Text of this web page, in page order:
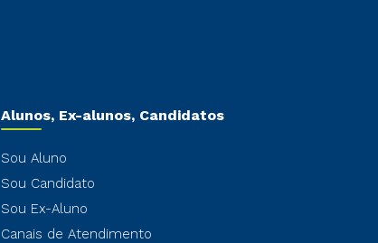
Alunos, Ex-alunos, Candidatos
Sou Aluno
Sou Candidato
Sou Ex-Aluno
Canais de Atendimento